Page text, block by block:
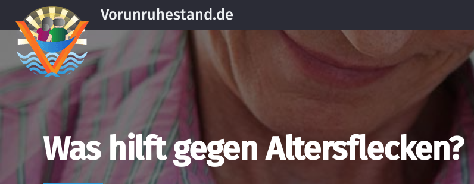
Vorunruhestand.de
Was hilft gegen Altersflecken?